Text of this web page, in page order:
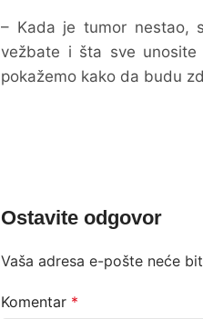
– Kada je tumor nestao,
vežbate i šta sve
pokažemo kako da budu
Ostavite odgovor
Vaša adresa e-pošte neće
Komentar *